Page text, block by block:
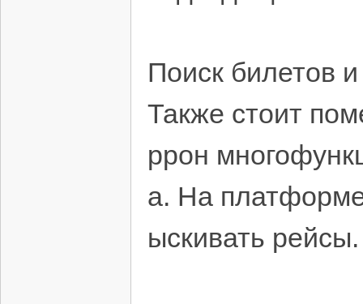
Поиск билетов
Также стоит
ррон
а. На
ыскивать рейсы.